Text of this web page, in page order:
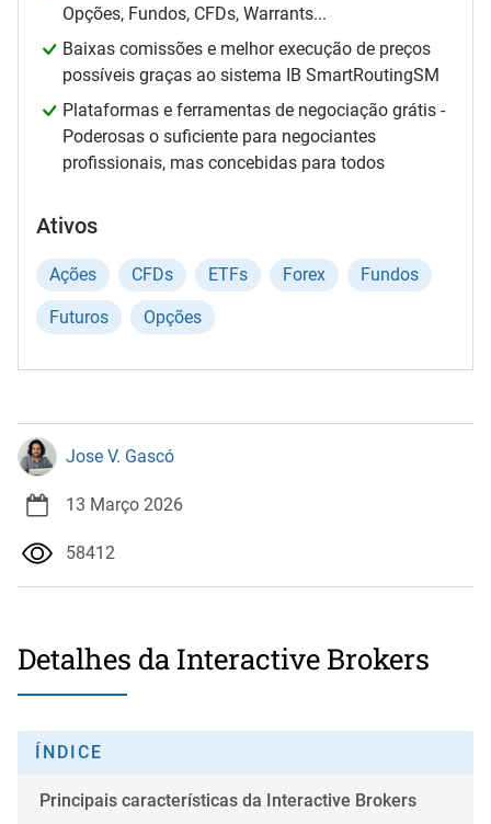
Opções, Fundos, CFDs, Warrants...
Baixas comissões e melhor execução de preços
possíveis graças ao sistema IB SmartRoutingSM
Plataformas e ferramentas de negociação grátis -
Poderosas o suficiente para negociantes
profissionais, mas concebidas para todos
Ativos
Ações CFDs ETFs Forex Fundos
Futuros Opções
Jose V. Gascó
13 Março 2026
58412
Detalhes da Interactive Brokers
ÍNDICE
Principais características da Interactive Brokers